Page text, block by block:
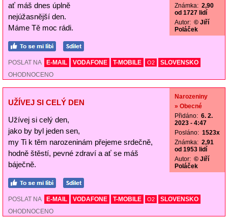
ať máš dnes úplně
nejúžasnější den.
Máme Tě moc rádi.
Známka: 2,90
od 1727 lidí
Autor: © Jiří
Poláček
POSLAT NA E-MAIL VODAFONE T-MOBILE O2
SLOVENSKO
OHODNOCENO
UŽÍVEJ SI CELÝ DEN
Užívej si celý den,
jako by byl jeden sen,
my Ti k těm narozeninám přejeme srdečně,
hodně štěstí, pevné zdraví a ať se máš
báječně.
Narozeniny
» Obecné
Přidáno: 6. 2.
2023 - 4:47
Posláno: 1523x
Známka: 2,91
od 1953 lidí
Autor: © Jiří
Poláček
POSLAT NA E-MAIL VODAFONE T-MOBILE O2
SLOVENSKO
OHODNOCENO